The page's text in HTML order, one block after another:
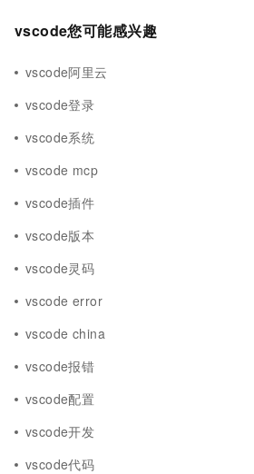
vscode您可能感兴趣
vscode阿里云
vscode登录
vscode系统
vscode mcp
vscode插件
vscode版本
vscode灵码
vscode error
vscode china
vscode报错
vscode配置
vscode开发
vscode代码